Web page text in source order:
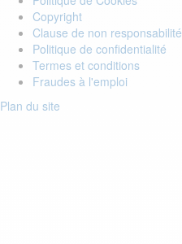
Copyright
Clause de non responsabilité
Politique de confidentialité
Termes et conditions
Fraudes à l'emploi
Plan du site